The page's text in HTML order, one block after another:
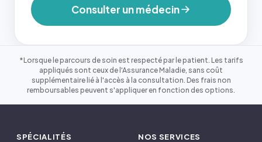
Consulter un médecin
*Lorsque le parcours de soin est respecté par le patient. Les tarifs
appliqués sont ceux de l'Assurance Maladie, sans coût
supplémentaire lié à l'accès à la consultation. Des frais non
remboursables peuvent s'appliquer en fonction des options.
SPÉCIALITÉS NOS SERVICES